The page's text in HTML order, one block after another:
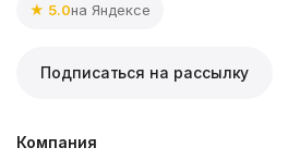
★ 5.0на Яндексе
Подписаться на рассылку
Компания